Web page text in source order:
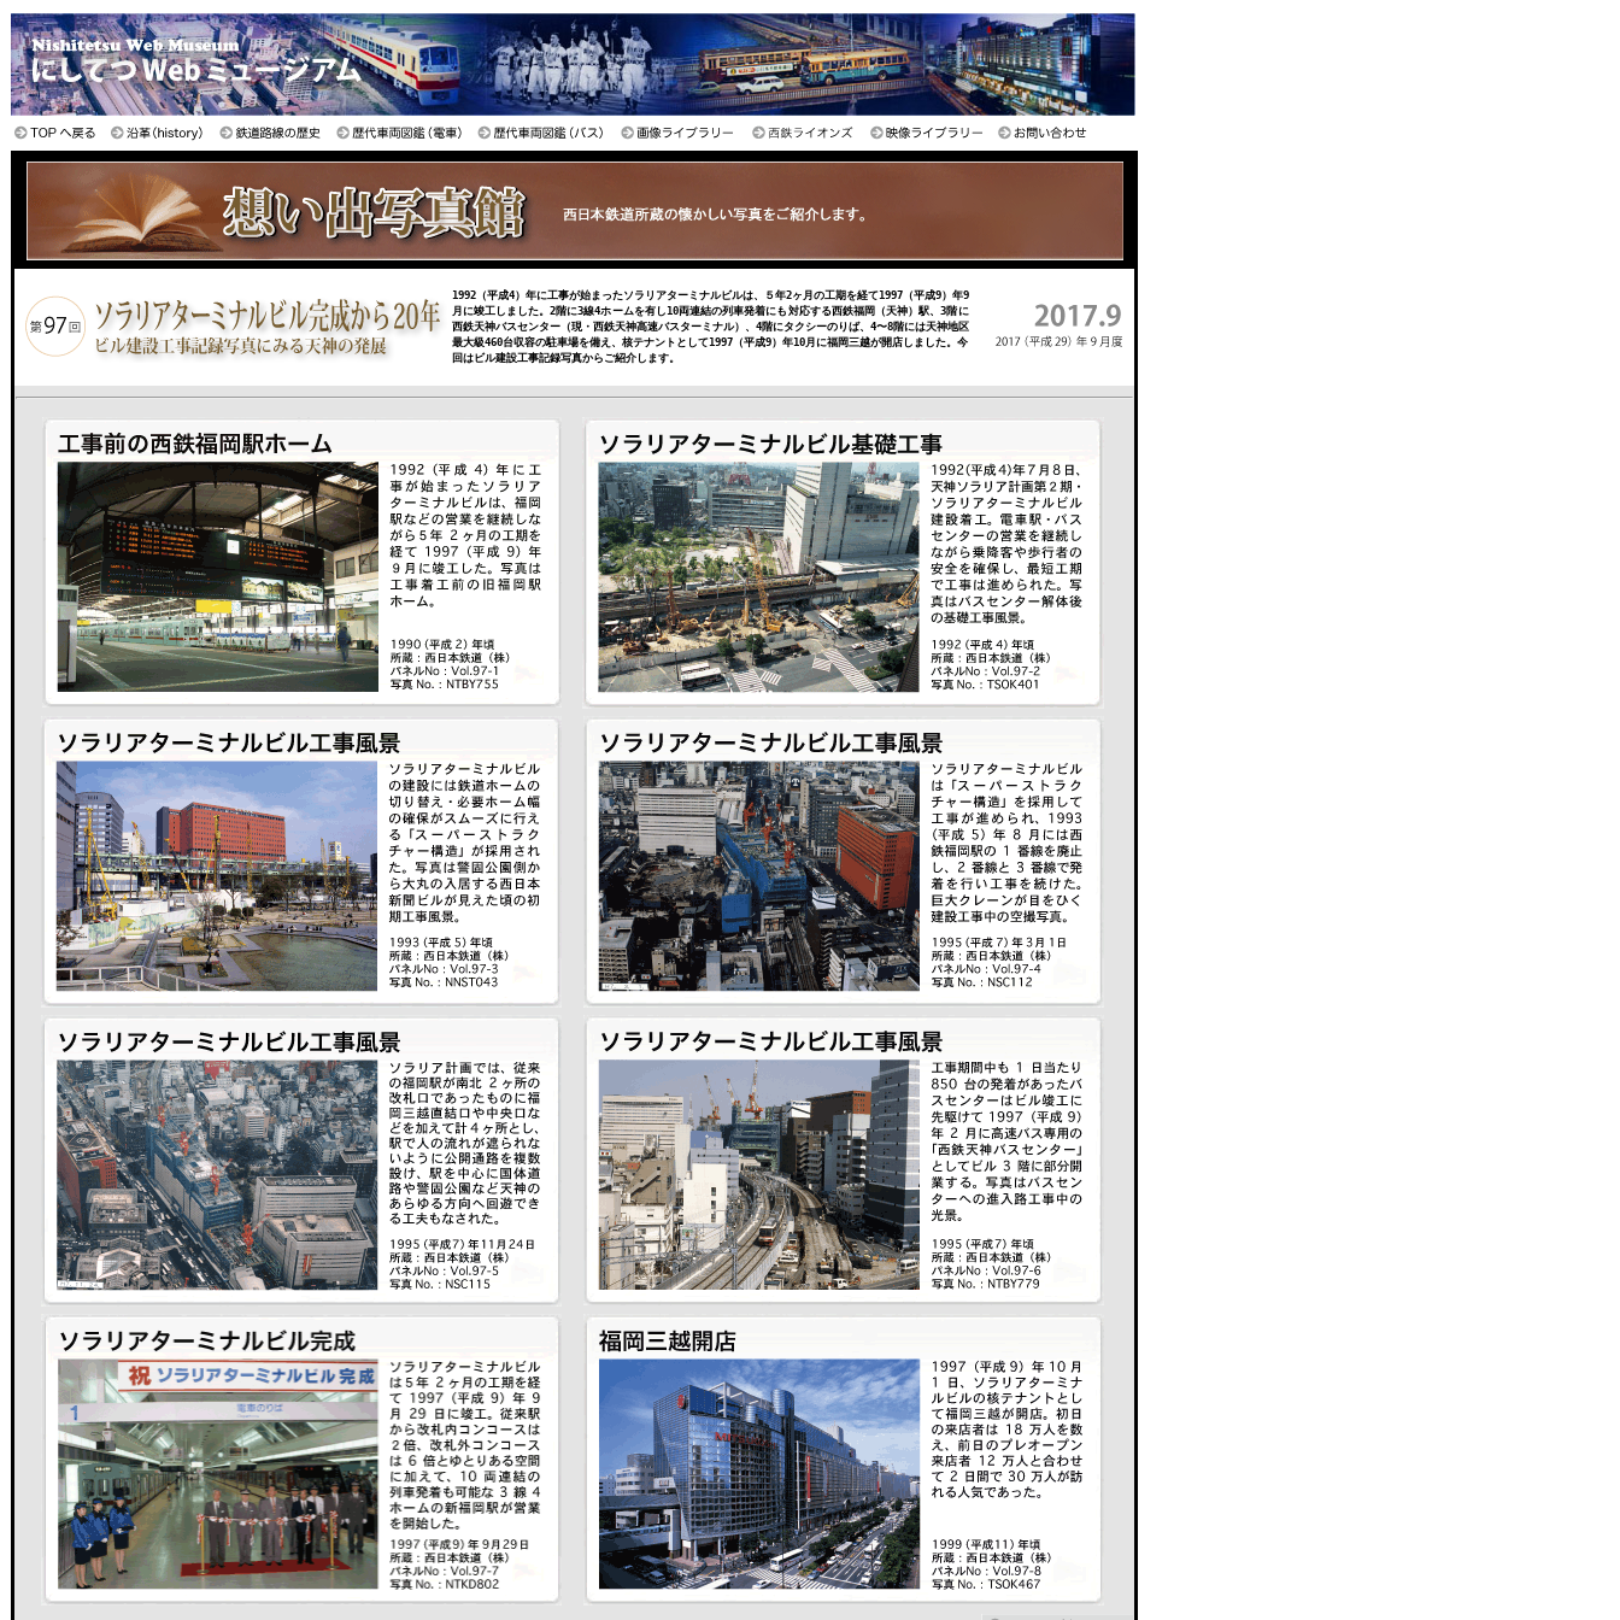
1992（平成4）年に工事が始まったソラリアターミナルビルは、５年2ヶ月の工期を経て1997（平成9）年9
月に竣工しました。2階に3線4ホームを有し10両連結の列車発着にも対応する西鉄福岡（天神）駅、3階に
西鉄天神バスセンター（現・西鉄天神高速バスターミナル）、4階にタクシーのりば、4〜8階には天神地区
最大級460台収容の駐車場を備え、核テナントとして1997（平成9）年10月に福岡三越が開店しました。今
回はビル建設工事記録写真からご紹介します。